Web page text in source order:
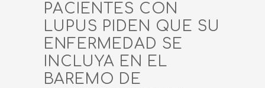
PACIENTES CON
LUPUS PIDEN QUE SU
ENFERMEDAD SE
INCLUYA EN EL
BAREMO DE